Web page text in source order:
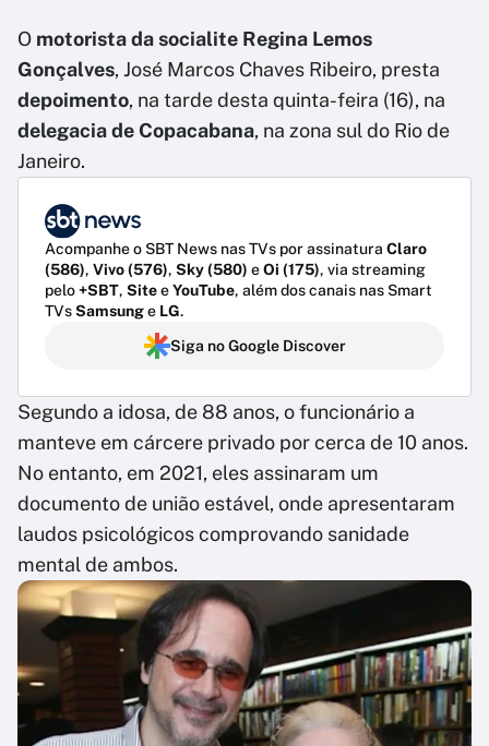
O motorista da socialite Regina Lemos
Gonçalves, José Marcos Chaves Ribeiro, presta
depoimento, na tarde desta quinta-feira (16), na
delegacia de Copacabana, na zona sul do Rio de
Janeiro.
Acompanhe o SBT News nas TVs por assinatura Claro
(586), Vivo (576), Sky (580) eOi (175), via streaming
pelo+SBT, SiteeYouTube, além dos canais nas Smart
TVsSamsunge LG.
Siga no Google Discover
Segundo a idosa, de 88 anos, o funcionário a
manteve em cárcere privado por cerca de 10 anos.
No entanto, em 2021, eles assinaram um
documento de união estável, onde apresentaram
laudos psicológicos comprovando sanidade
mental de ambos.